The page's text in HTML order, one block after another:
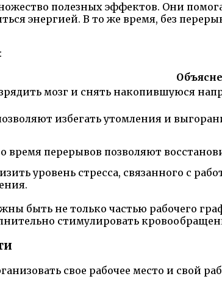
полезных эффектов. Они
энергией. В то же время, без
мозг и снять накопившуюся
избегать утомления и
время перерывов позволяют
уровень стресса, связанного с
быть не только частью рабочего
стимулировать
свое рабочее место и свой